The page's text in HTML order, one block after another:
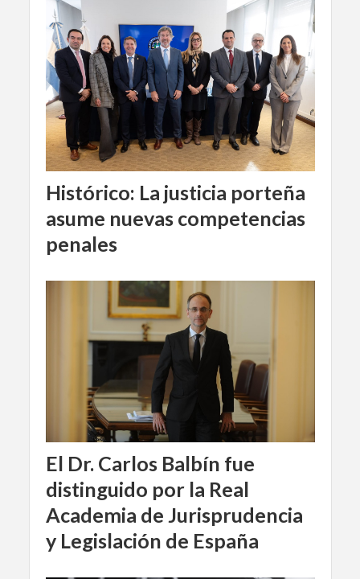
Histórico: La justicia porteña
asume nuevas competencias
penales
El Dr. Carlos Balbín fue
distinguido por la Real
Academia de Jurisprudencia
y Legislación de España